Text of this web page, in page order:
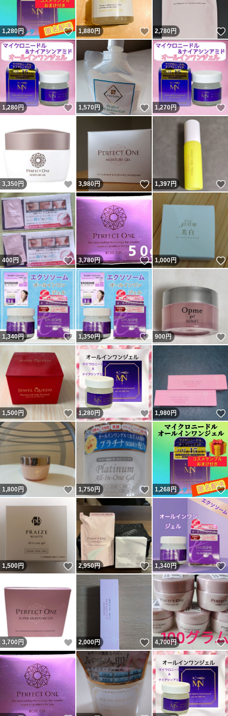
1,280円 いいね！
1,880円 いいね！
2,780円
1,280円 いいね！
1,570円 いいね！
1,270円
3,350 円 いいね！
3,980円 いいね！
1,397円
400円 いいね！
3,780円 いいね！
1,000円
1,340円 いいね！
1,350円 いいね！
900円
1,500円 いいね！
1,280 円 いいね！
1,980円
1,800円 いいね！
1,750円 いいね！
1,268円
1,500円 いいね！
2,950円 いいね！
1,340円
3,700 円 いいね！
2,000円 いいね！
4,700円